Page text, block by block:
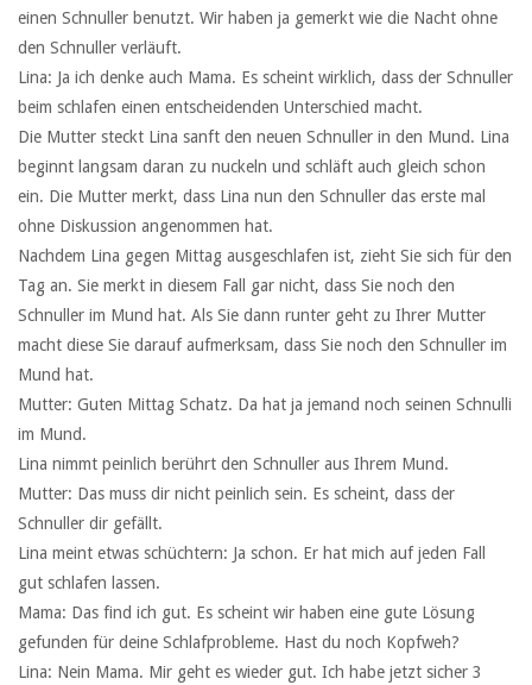
einen Schnuller benutzt. Wir haben ja gemerkt wie die Nacht ohne
den Schnuller verläuft.
Lina: Ja ich denke auch Mama. Es scheint wirklich, dass der Schnuller
beim schlafen einen entscheidenden Unterschied macht.
Die Mutter steckt Lina sanft den neuen Schnuller in den Mund. Lina
beginnt langsam daran zu nuckeln und schläft auch gleich schon
ein. Die Mutter merkt, dass Lina nun den Schnuller das erste mal
ohne Diskussion angenommen hat.
Nachdem Lina gegen Mittag ausgeschlafen ist, zieht Sie sich für den
Tag an. Sie merkt in diesem Fall gar nicht, dass Sie noch den
Schnuller im Mund hat. Als Sie dann runter geht zu Ihrer Mutter
macht diese Sie darauf aufmerksam, dass Sie noch den Schnuller im
Mund hat.
Mutter: Guten Mittag Schatz. Da hat ja jemand noch seinen Schnulli
im Mund.
Lina nimmt peinlich berührt den Schnuller aus Ihrem Mund.
Mutter: Das muss dir nicht peinlich sein. Es scheint, dass der
Schnuller dir gefällt.
Lina meint etwas schüchtern: Ja schon. Er hat mich auf jeden Fall
gut schlafen lassen.
Mama: Das find ich gut. Es scheint wir haben eine gute Lösung
gefunden für deine Schlafprobleme. Hast du noch Kopfweh?
Lina: Nein Mama. Mir geht es wieder gut. Ich habe jetzt sicher 3